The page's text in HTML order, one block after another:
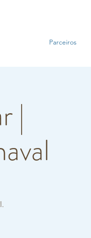
Parceiros
|